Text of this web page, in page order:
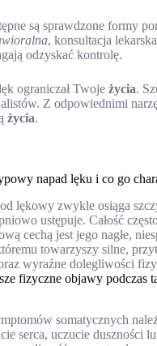
są sprawdzone formy
, konsultacja
odzyskać kontrolę.
ograniczał Twoje życia.
Z odpowiednimi
życia.
napad lęku i co go
lękowy zwykle osiąga
ustępuje. Całość
cechą jest jego nagłe,
towarzyszy silne,
wyraźne dolegliwości
fizyczne objawy podczas
somatycznych
serca, uczucie duszności